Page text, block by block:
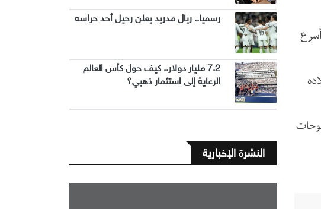
رسميا.. ريال مدريد يعلن رحيل أحد حراسه
7.2 مليار دولار.. كيف حول كأس العالم
الرعاية إلى استثمار ذهبي؟
النشرة الإخبارية